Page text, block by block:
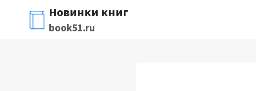
содержимому
Новинки книг
book51.ru